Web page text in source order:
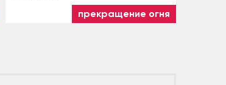
прекращение огня